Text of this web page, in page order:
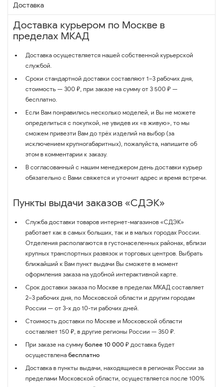
Доставка
Доставка курьером по Москве в
пределах МКАД
Доставка осуществляется нашей собственной курьерской
службой.
Сроки стандартной доставки составляют 1–3 рабочих дня,
стоимость — 300 ₽, при заказе на сумму от 3 500 ₽ —
бесплатно.
Если Вам понравились несколько моделей, и Вы не можете
определиться с покупкой, не увидев их «в живую», то мы
сможем привезти Вам до трёх изделий на выбор (за
исключением крупногабаритных), пожалуйста, напишите об
этом в комментарии к заказу.
В согласованный с нашим менеджером день доставки курьер
обязательно с Вами свяжется и уточнит адрес и время встречи.
Пункты выдачи заказов «СДЭК»
Служба доставки товаров интернет-магазинов «СДЭК»
работает как в самых больших, так и в малых городах России.
Отделения располагаются в густонаселенных районах, вблизи
крупных транспортных развязок и торговых центров. Выбрать
ближайший к Вам пункт выдачи Вы сможете в момент
оформления заказа на удобной интерактивной карте.
Срок доставки заказа по Москве в пределах МКАД составляет
2–3 рабочих дня, по Московской области и другим городам
России — от 3-х до 10-ти рабочих дней.
Стоимость доставки по Москве и Московской области
составляет 150 ₽, в другие регионы России — 350 ₽.
При заказе на сумму более 10 000 ₽ доставка будет
осуществлена бесплатно
Доставка в пункты выдачи, находящиеся в регионах России за
пределами Московской области, осуществляется после 100%